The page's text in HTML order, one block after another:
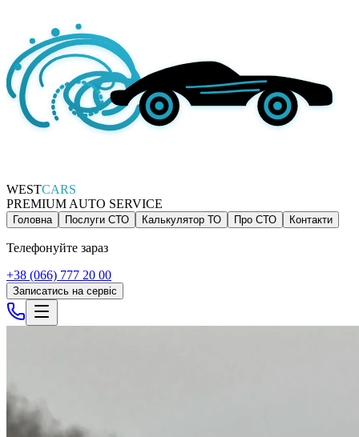
WESTCARS
PREMIUM AUTO SERVICE
Головна Послуги СТО Калькулятор ТО Про СТО Контакти
Телефонуйте зараз
+38 (066) 777 20 00
Записатись на сервіс